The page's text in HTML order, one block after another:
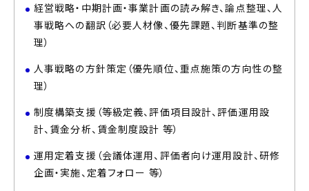
経営戦略・中期計画・事業計画の読み解き、論点整理、人
事戦略への翻訳（必要人材像、優先課題、判断基準の整
理）
人事戦略の方針策定（優先順位、重点施策の方向性の整
理）
制度構築支援（等級定義、評価項目設計、評価運用設
計、賃金分析、賃金制度設計 等）
運用定着支援（会議体運用、評価者向け運用設計、研修
企画・実施、定着フォロー 等）